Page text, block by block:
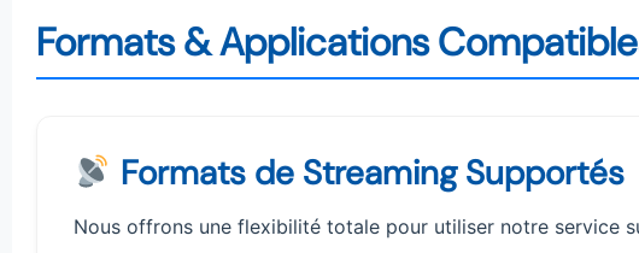
Formats & Applications
Formats de Streaming Supportés
Nous offrons une flexibilité totale pour utiliser notre service